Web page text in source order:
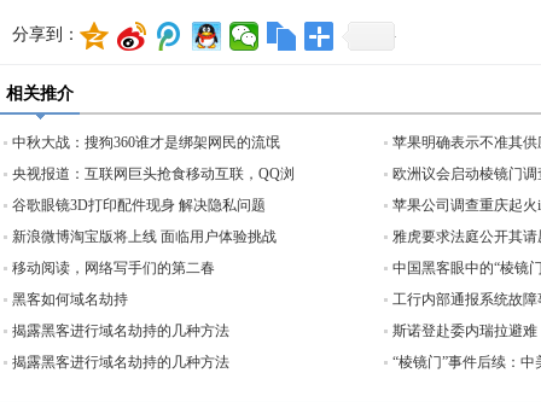
分享到：
相关推介
中秋大战：搜狗360谁才是绑架网民的流氓
央视报道：互联网巨头抢食移动互联，QQ浏
谷歌眼镜3D打印配件现身 解决隐私问题
新浪微博淘宝版将上线 面临用户体验挑战
移动阅读，网络写手们的第二春
黑客如何域名劫持
揭露黑客进行域名劫持的几种方法
揭露黑客进行域名劫持的几种方法
苹果明确表示不准其
欧洲议会启动棱镜门
苹果公司调查重庆起火
雅虎要求法庭公开其
中国黑客眼中的“棱镜
工行内部通报系统故
斯诺登赴委内瑞拉避
“棱镜门”事件后续：